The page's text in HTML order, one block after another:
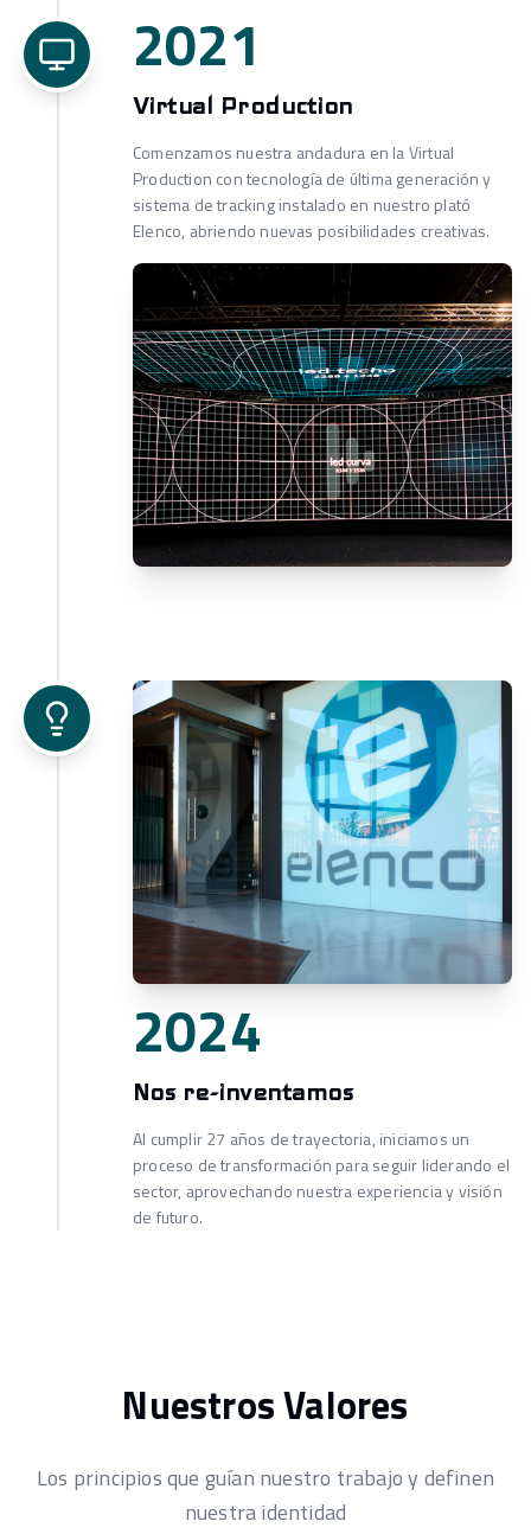
2021
Virtual Production
Comenzamos nuestra andadura en la Virtual
Production con tecnología de última generación y
sistema de tracking instalado en nuestro plató
Elenco, abriendo nuevas posibilidades creativas.
2024
Nos re-inventamos
Al cumplir 27 años de trayectoria, iniciamos un
proceso de transformación para seguir liderando el
sector, aprovechando nuestra experiencia y visión
de futuro.
Nuestros Valores
Los principios que guían nuestro trabajo y definen
nuestra identidad